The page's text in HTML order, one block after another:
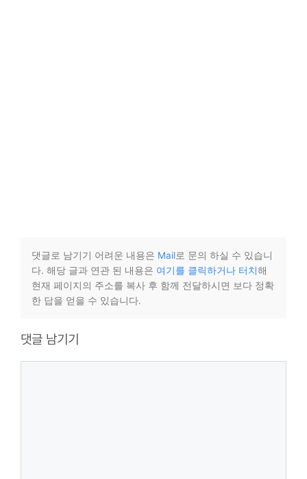
댓글로 남기기 어려운 내용은 Mail로 문의 하실 수 있습니
다. 해당 글과 연관 된 내용은 여기를 클릭하거나 터치해
현재 페이지의 주소를 복사 후 함께 전달하시면 보다 정확
한 답을 얻을 수 있습니다.
댓글 남기기